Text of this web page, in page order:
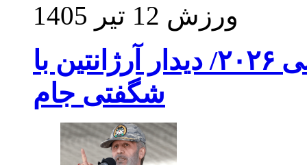
ورزش 12 تیر 1405
برنامه بازی های امشب جام جهانی ۲۰۲۶/ دیدار آرژانتین با
شگفتی جام